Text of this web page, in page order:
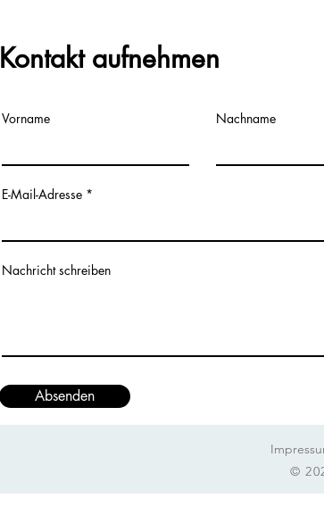
©
Kontakt aufnehmen
Vorname Nachname
E-Mail-Adresse
Nachricht schreiben
Absenden